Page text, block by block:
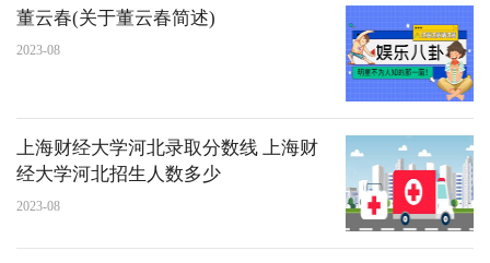
董云春(关于董云春简述)
2023-08
上海财经大学河北录取分数线 上海财
经大学河北招生人数多少
2023-08